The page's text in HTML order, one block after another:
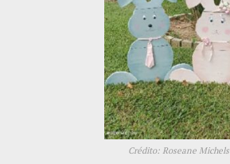
Crédito: Roseane Michels